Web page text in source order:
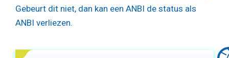
Gebeurt dit niet, dan kan een ANBI de status als
ANBI verliezen.